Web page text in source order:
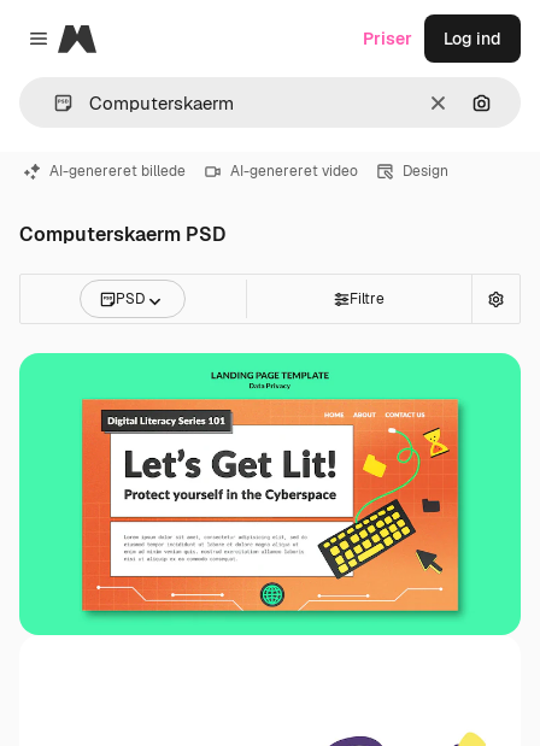
Close menu
Magnific
Klar Søg
Priser Log ind
AI-genereret billede AI-genereret video Design
Computerskaerm PSD
PSD Filtre